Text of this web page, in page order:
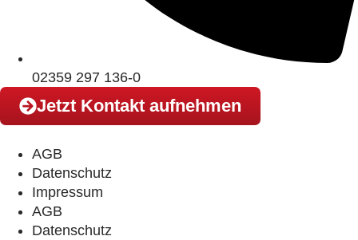
02359 297 136-0
Jetzt Kontakt aufnehmen
AGB
Datenschutz
Impressum
AGB
Datenschutz